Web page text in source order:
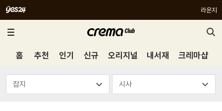
라운지
홈 추천 인기 신규 오리지널 내서재 크레마샵